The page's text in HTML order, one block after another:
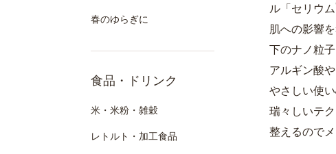
春のゆらぎに
食品・ドリンク
米・米粉・雑穀
レトルト・加工食品
ル「セリウム
肌への影響
下のナノ粒
アルギン酸
やさしい使
瑞々しいテ
整えるので